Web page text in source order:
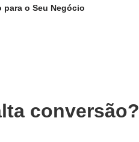
para o Seu Negócio
conversão?